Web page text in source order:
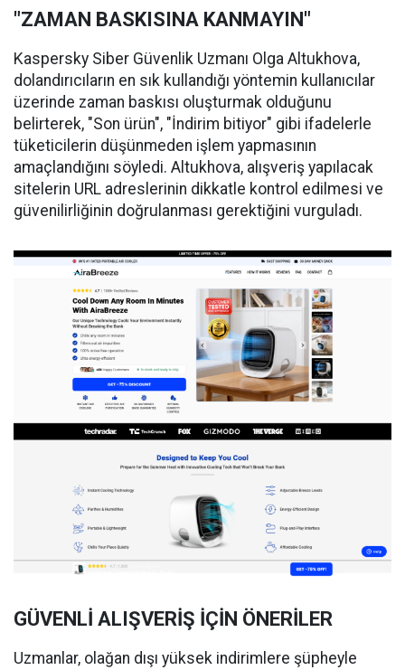
"ZAMAN BASKISINA KANMAYIN"
Kaspersky Siber Güvenlik Uzmanı Olga Altukhova,
dolandırıcıların en sık kullandığı yöntemin kullanıcılar
üzerinde zaman baskısı oluşturmak olduğunu
belirterek, "Son ürün", "İndirim bitiyor" gibi ifadelerle
tüketicilerin düşünmeden işlem yapmasının
amaçlandığını söyledi. Altukhova, alışveriş yapılacak
sitelerin URL adreslerinin dikkatle kontrol edilmesi ve
güvenilirliğinin doğrulanması gerektiğini vurguladı.
GÜVENLİ ALIŞVERİŞ İÇİN ÖNERİLER
Uzmanlar, olağan dışı yüksek indirimlere şüpheyle